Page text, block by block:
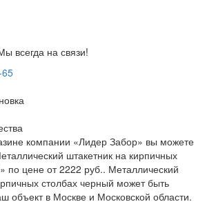
всегда на связи!
компании «Лидер Забор» вы можете
штакетник на кирпичных
по цене от 2222 руб.. Металлический
столбах черный может быть
объект в Москве и Московской области.